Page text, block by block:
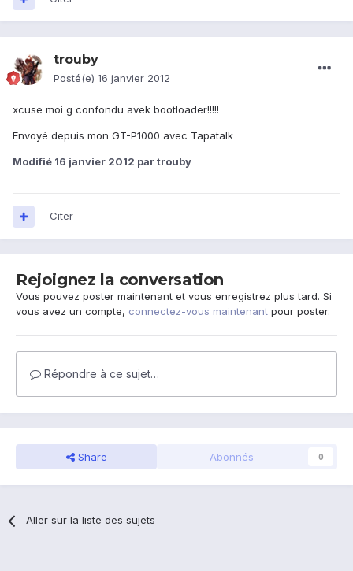
trouby
Posté(e) 16 janvier 2012
xcuse moi g confondu avek bootloader!!!!!
Envoyé depuis mon GT-P1000 avec Tapatalk
Modifié 16 janvier 2012 par trouby
Citer
Rejoignez la conversation
Vous pouvez poster maintenant et vous enregistrez plus tard. Si
vous avez un compte, connectez-vous maintenant pour poster.
Répondre à ce sujet…
Share Abonnés 0
Aller sur la liste des sujets